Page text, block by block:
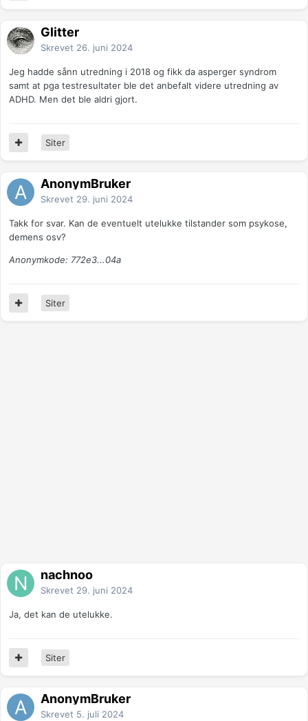
Glitter
Skrevet 26. juni 2024
Jeg hadde sånn utredning i 2018 og fikk da asperger syndrom
samt at pga testresultater ble det anbefalt videre utredning av
ADHD. Men det ble aldri gjort.
Siter
AnonymBruker
Skrevet 29. juni 2024
Takk for svar. Kan de eventuelt utelukke tilstander som psykose,
demens osv?
Anonymkode: 772e3...04a
Siter
nachnoo
Skrevet 29. juni 2024
Ja, det kan de utelukke.
Siter
AnonymBruker
Skrevet 5. juli 2024